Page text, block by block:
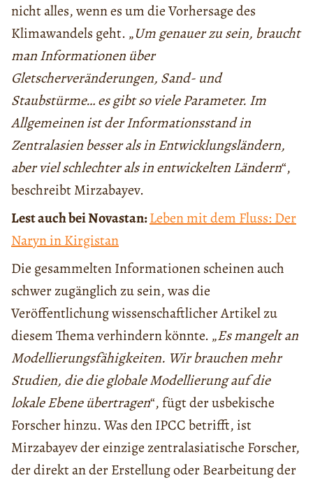
nicht alles, wenn es um die Vorhersage des
Klimawandels geht. „Um genauer zu sein, braucht
man Informationen über
Gletscherveränderungen, Sand- und
Staubstürme… es gibt so viele Parameter. Im
Allgemeinen ist der Informationsstand in
Zentralasien besser als in Entwicklungsländern,
aber viel schlechter als in entwickelten Ländern“,
beschreibt Mirzabayev.
Lest auch bei Novastan:Leben mit dem Fluss: Der
Naryn in Kirgistan
Die gesammelten Informationen scheinen auch
schwer zugänglich zu sein, was die
Veröffentlichung wissenschaftlicher Artikel zu
diesem Thema verhindern könnte. „Es mangelt an
Modellierungsfähigkeiten. Wir brauchen mehr
Studien, die die globale Modellierung auf die
lokale Ebene übertragen“, fügt der usbekische
Forscher hinzu. Was den IPCC betrifft, ist
Mirzabayev der einzige zentralasiatische Forscher,
der direkt an der Erstellung oder Bearbeitung der